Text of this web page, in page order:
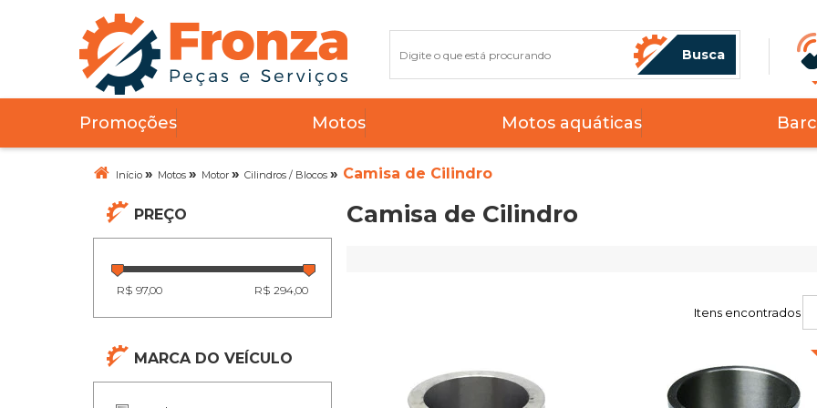
Busca
Promoções Motos Motos aquáticas
Início » Motos » Motor » Cilindros / Blocos » Camisa de Cilindro
PREÇO
R$ 97,00 R$ 294,00
MARCA DO VEÍCULO
Camisa de Cilindro
Itens encontrados